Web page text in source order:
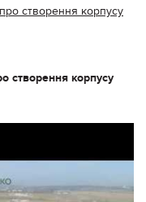
створення корпусу